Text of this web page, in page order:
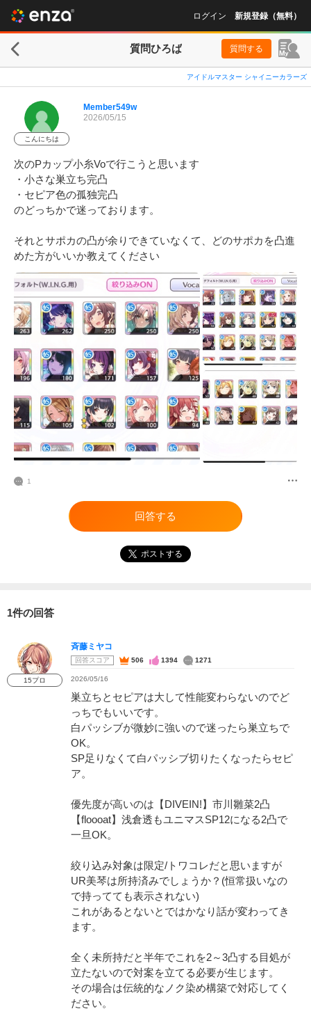
ログイン 新規登録（無料）
質問ひろば 質問する
アイドルマスター シャイニーカラーズ
こんにちは
Member549w
2026/05/15
次のPカップ小糸Voで行こうと思います
・小さな巣立ち完凸
・セピア色の孤独完凸
のどっちかで迷っております。
それとサポカの凸が余りできていなくて、どのサポカを凸進
めた方がいいか教えてください
1
回答する
ポストする
1件の回答
15プロ
斉藤ミヤコ
回答スコア 506 1394 1271
2026/05/16
巣立ちとセピアは大して性能変わらないのでど
っちでもいいです。
白パッシブが微妙に強いので迷ったら巣立ちで
OK。
SP足りなくて白パッシブ切りたくなったらセピ
ア。
優先度が高いのは【DIVEIN!】市川雛菜2凸
【floooat】浅倉透もユニマスSP12になる2凸で
一旦OK。
絞り込み対象は限定/トワコレだと思いますが
UR美琴は所持済みでしょうか？(恒常扱いなの
で持ってても表示されない)
これがあるとないとではかなり話が変わってき
ます。
全く未所持だと半年でこれを2～3凸する目処が
立たないので対案を立てる必要が生じます。
その場合は伝統的なノク染め構築で対応してく
ださい。